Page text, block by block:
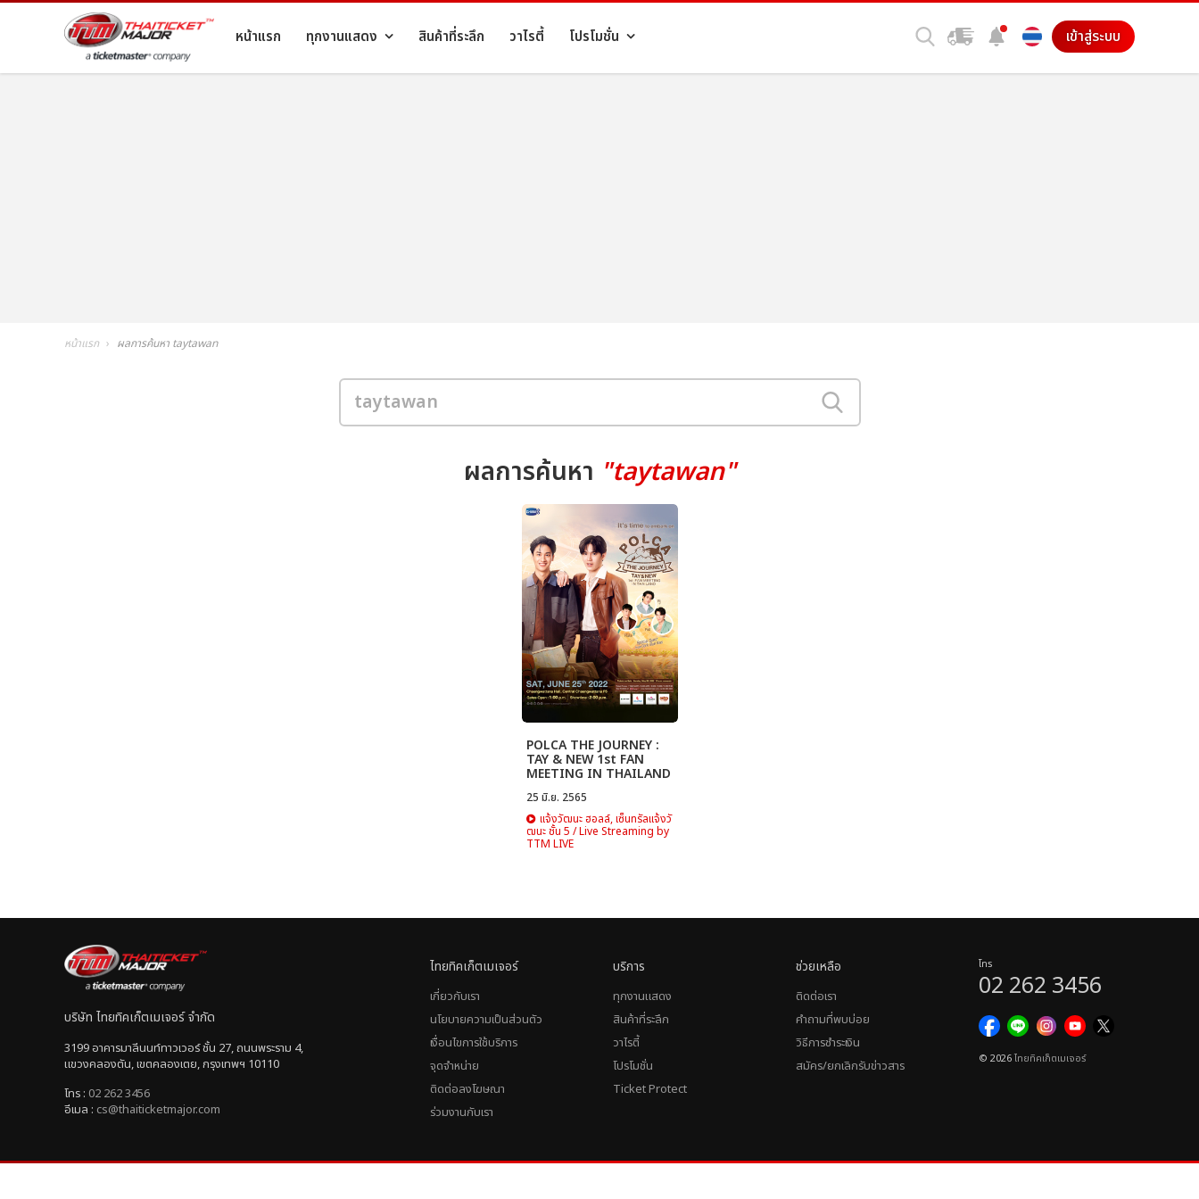
หน้าแรก ทุกงานแสดง สินค้าที่ระลึก วาไรตี้ โปรโมชั่น เข้าสู่ระบบ
หน้าแรก ผลการค้นหา taytawan
ผลการค้นหา "taytawan"
POLCA THE JOURNEY :
TAY & NEW 1st FAN
MEETING IN THAILAND
25 มิ.ย. 2565
แจ้งวัฒนะ ฮอลล์, เซ็นทรัลแจ้งวั
ฒนะ ชั้น 5 / Live Streaming by
TTM LIVE
บริษัท ไทยทิคเก็ตเมเจอร์ จำกัด
3199 อาคารมาลีนนท์ทาวเวอร์ ชั้น 27, ถนนพระราม 4,
แขวงคลองตัน, เขตคลองเตย, กรุงเทพฯ 10110
โทร : 02 262 3456
อีเมล : cs@thaiticketmajor.com
ไทยทิคเก็ตเมเจอร์
เกี่ยวกับเรา
นโยบายความเป็นส่วนตัว
เงื่อนไขการใช้บริการ
จุดจำหน่าย
ติดต่อลงโฆษณา
ร่วมงานกับเรา
บริการ
ทุกงานแสดง
สินค้าที่ระลึก
วาไรตี้
โปรโมชั่น
Ticket Protect
ช่วยเหลือ
ติดต่อเรา
คำถามที่พบบ่อย
วิธีการชำระเงิน
สมัคร/ยกเลิกรับข่าวสาร
โทร
02 262 3456
© 2026ไทยทิคเก็ตเมเจอร์